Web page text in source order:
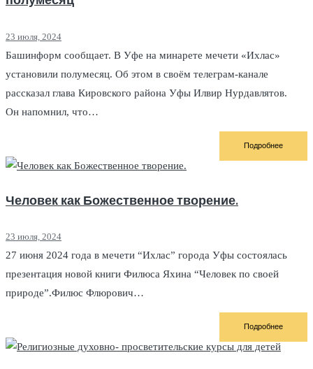
23 июля, 2024
Башинформ сообщает. В Уфе на минарете мечети «Ихлас»
установили полумесяц. Об этом в своём телеграм-канале
рассказал глава Кировского района Уфы Илвир Нурдавлятов.
Он напомнил, что…
Подробнее
Человек как Божественное творение.
23 июля, 2024
27 июня 2024 года в мечети “Ихлас” города Уфы состоялась
презентация новой книги Филюса Яхина “Человек по своей
природе”.Филюс Флюрович…
Подробнее